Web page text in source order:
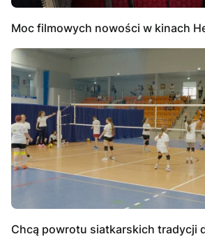
Moc filmowych nowości w kinach
Chcą powrotu siatkarskich tradycji